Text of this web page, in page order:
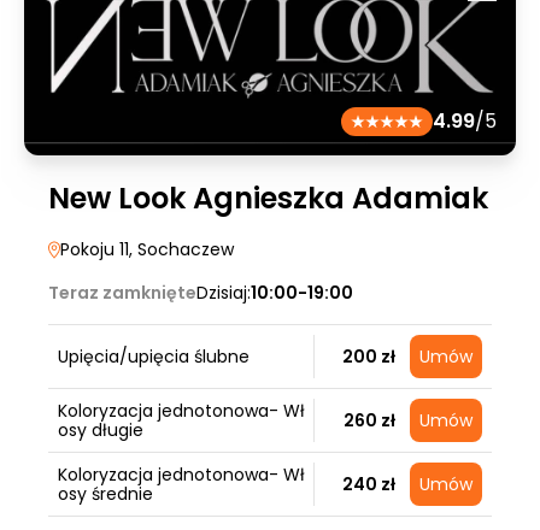
4.99/5
New Look Agnieszka Adamiak
Pokoju 11, Sochaczew
Teraz zamknięteDzisiaj:10:00-19:00
Upięcia/upięcia ślubne 200 zł Umów
Koloryzacja jednotonowa- Wł
osy długie
260 zł Umów
Koloryzacja jednotonowa- Wł
osy średnie
240 zł Umów